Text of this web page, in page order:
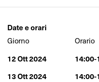
Date e orari
Giorno Orario
12 Ott 2024
14:00-
13 Ott 2024
14:00-